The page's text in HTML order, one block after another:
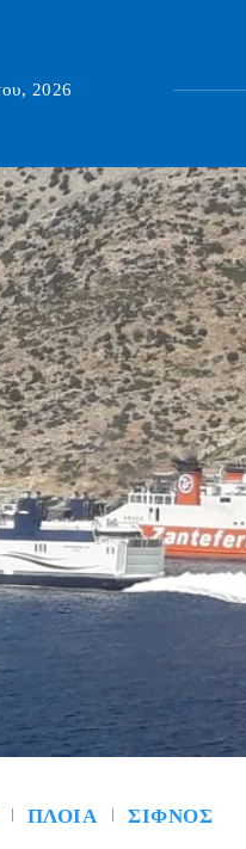
2026
ΠΛΟΊΑ ΣΊΦΝΟΣ